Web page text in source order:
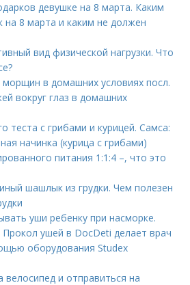
девушке на 8 марта. Каким
8 марта и каким не должен
вид физической нагрузки. Что
морщин в домашних условиях посл.
вокруг глаз в домашних
теста с грибами и курицей. Самса:
начинка (курица с грибами)
питания 1:1:4 –, что это
шашлык из грудки. Чем полезен
уши ребенку при насморке.
ушей в DocDeti делает врач
оборудования Studex
велосипед и отправиться на